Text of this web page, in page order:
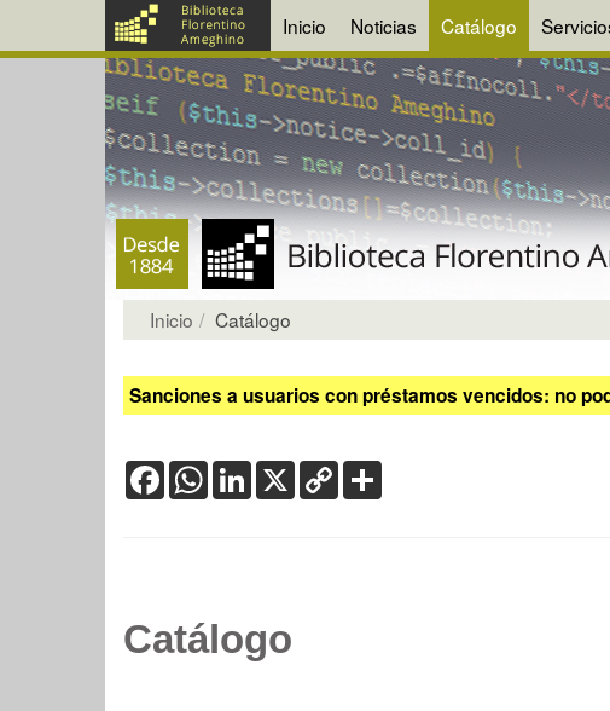
Inicio Noticias Catálogo
Inicio Catálogo
Sanciones a usuarios con préstamos vencidos: no
FacebookWhatsApp
LinkedIn
X Copy
Link
Catálogo